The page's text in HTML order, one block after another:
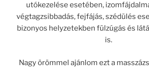
utókezelése esetében,
végtagzsibbadás, fejfájás, szédülés
bizonyos helyzetekben fülzúgás és
is.
Nagy örömmel ajánlom ezt a